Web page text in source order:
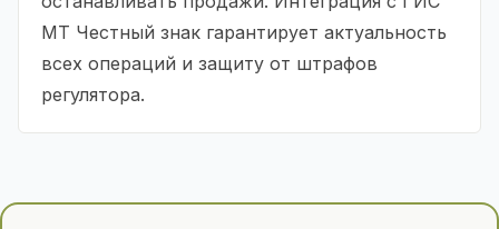
МТ Честный знак гарантирует актуальность
всех операций и защиту от штрафов
регулятора.